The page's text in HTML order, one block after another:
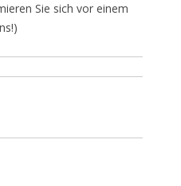
Sie sich vor einem